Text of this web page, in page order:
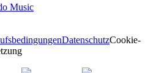
Music
DatenschutzCookie-